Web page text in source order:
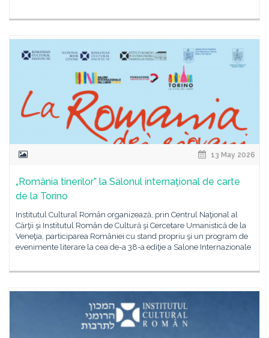
13 May 2026
„România tinerilor” la Salonul internaţional de carte
de la Torino
Institutul Cultural Român organizează, prin Centrul Naţional al
Cărţii şi Institutul Român de Cultură şi Cercetare Umanistică de la
Veneţia, participarea României cu stand propriu şi un program de
evenimente literare la cea de-a 38-a ediţie a Salone Internazionale